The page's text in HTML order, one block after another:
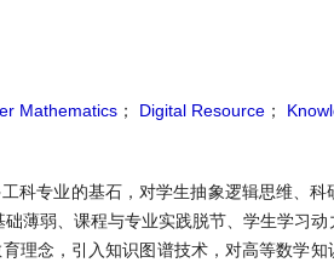
Mathematics ； Digital Resource ；
科专业的基石，对学生抽象逻辑思维、
薄弱、课程与专业实践脱节、学生学习
理念，引入知识图谱技术，对高等数学